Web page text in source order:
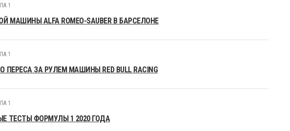
1
МАШИНЫ ALFA ROMEO-SAUBER В БАРСЕЛОНЕ
1
ЗА РУЛЕМ МАШИНЫ RED BULL RACING
1
ТЕСТЫ ФОРМУЛЫ 1 2020 ГОДА